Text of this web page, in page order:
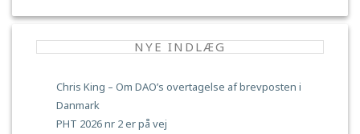
NYE INDLÆG
Chris King – Om DAO’s overtagelse af brevposten i
Danmark
PHT 2026 nr 2 er på vej